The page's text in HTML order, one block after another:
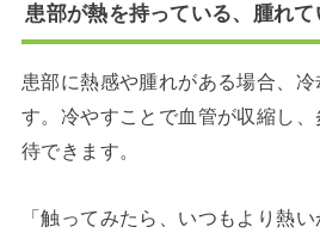
患部が熱を持っている、腫れ
患部に熱感や腫れがある場合、
す。冷やすことで血管が収縮し
待できます。
「触ってみたら、いつもより熱